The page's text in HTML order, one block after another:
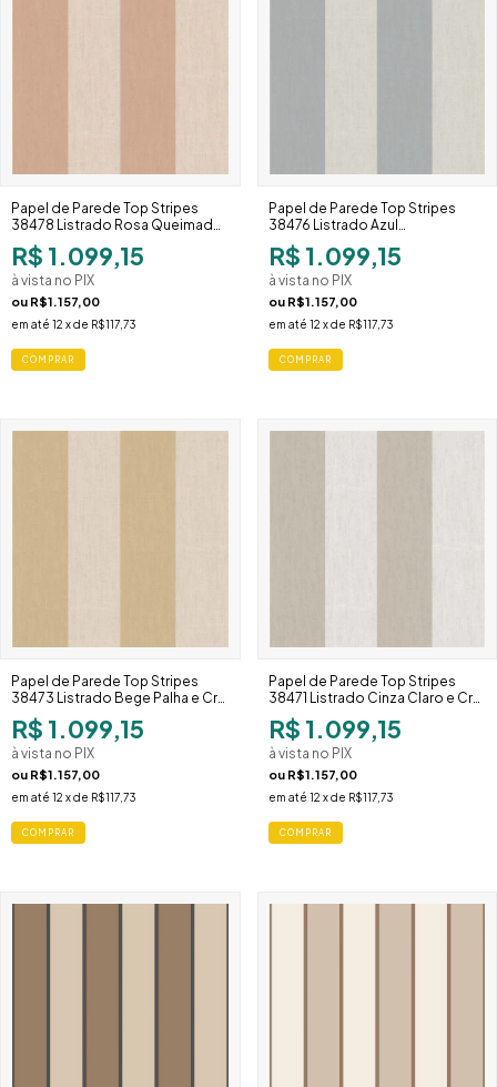
Papel de Parede Top Stripes
38478 Listrado Rosa Queimado
e Cru Largo
R$ 1.099,15
à vista no PIX
ou R$1.157,00
em até 12 x de R$117,73
Papel de Parede Top Stripes
38476 Listrado Azul
Acinzentado e Cru Largo
R$ 1.099,15
à vista no PIX
ou R$1.157,00
em até 12 x de R$117,73
Papel de Parede Top Stripes
38473 Listrado Bege Palha e Cru
Largo
R$ 1.099,15
à vista no PIX
ou R$1.157,00
em até 12 x de R$117,73
Papel de Parede Top Stripes
38471 Listrado Cinza Claro e Cru
Largo
R$ 1.099,15
à vista no PIX
ou R$1.157,00
em até 12 x de R$117,73